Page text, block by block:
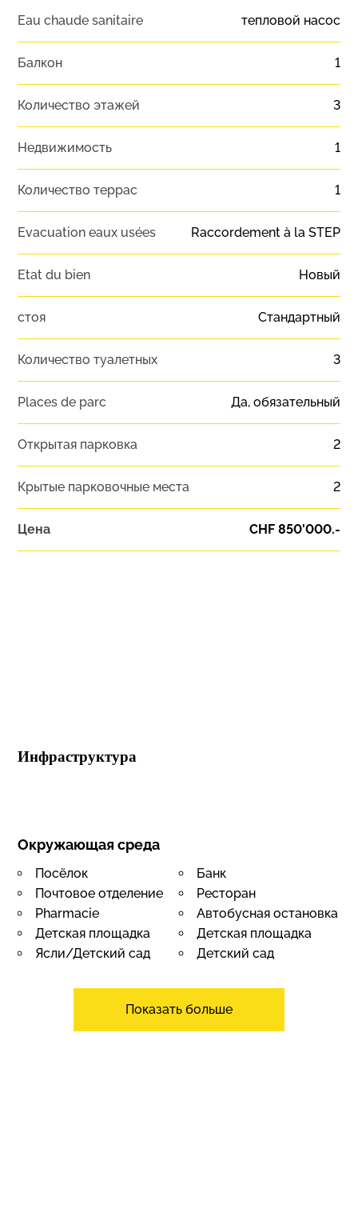
Eau chaude sanitaire тепловой насос
Балкон 1
Количество этажей 3
Недвижимость 1
Количество террас 1
Evacuation eaux usées Raccordement à la STEP
Etat du bien Новый
стоя Стандартный
Количество туалетных 3
Places de parc Да, обязательный
Открытая парковка 2
Крытые парковочные места 2
Цена CHF 850'000.-
Инфраструктура
Окружающая среда
Посёлок
Банк
Почтовое отделение
Ресторан
Pharmacie
Автобусная остановка
Детская площадка
Детская площадка
Ясли/Детский сад
Детский сад
Terrain de football
Доктор
Показать больше